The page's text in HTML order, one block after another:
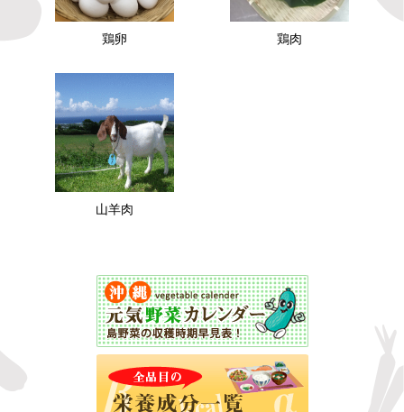
鶏卵 鶏肉
山羊肉